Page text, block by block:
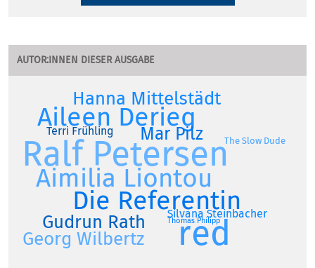
AUTOR:INNEN DIESER AUSGABE
Ralf Petersen
red
Aileen Derieg
Aimilia Liontou
Die Referentin
Georg Wilbertz
Gudrun Rath
Hanna Mittelstädt
Mar Pilz
Silvana Steinbacher
Terri Frühling
The Slow Dude
Thomas Philipp